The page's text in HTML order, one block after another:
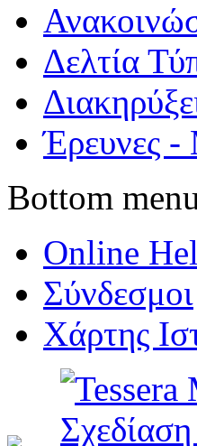
Δελτία
Έρευνες -
Bottom
Online
Σύνδεσμοι
Χάρτης